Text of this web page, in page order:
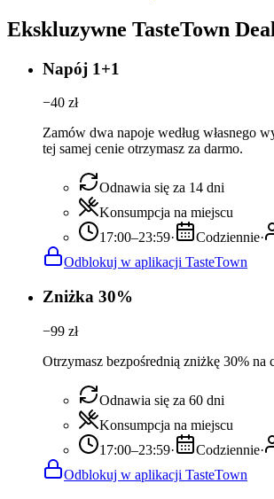
Ekskluzywne TasteTown
Napój 1+1
−40 zł
Zamów dwa napoje według własnego
tej samej cenie otrzymasz za darmo.
Odnawia się za 14 dni
Konsumpcja na miejscu
17:00–23:59· Codziennie·
Odblokuj w aplikacji TasteTown
Zniżka 30%
−99 zł
Otrzymasz bezpośrednią zniżkę 30% na
Odnawia się za 60 dni
Konsumpcja na miejscu
17:00–23:59· Codziennie·
Odblokuj w aplikacji TasteTown